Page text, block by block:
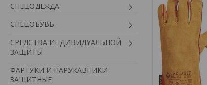
СПЕЦОДЕЖДА
СПЕЦОБУВЬ
СРЕДСТВА ИНДИВИДУАЛЬНОЙ
ЗАЩИТЫ
ФАРТУКИ И НАРУКАВНИКИ
ЗАЩИТНЫЕ